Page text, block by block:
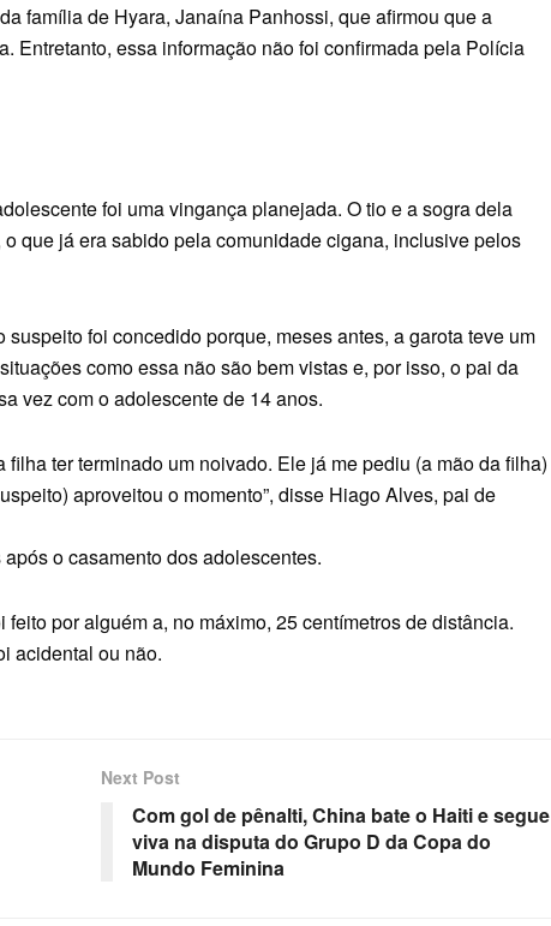
família de Hyara, Janaína Panhossi, que afirmou que a
Entretanto, essa informação não foi confirmada pela Polícia
foi uma vingança planejada. O tio e a sogra dela
que já era sabido pela comunidade cigana, inclusive pelos
foi concedido porque, meses antes, a garota teve um
como essa não são bem vistas e, por isso, o pai da
vez com o adolescente de 14 anos.
ter terminado um noivado. Ele já me pediu (a mão da filha)
aproveitou o momento”, disse Hiago Alves, pai de
o casamento dos adolescentes.
por alguém a, no máximo, 25 centímetros de distância.
acidental ou não.
Next Post
Com gol de pênalti, China bate o Haiti e segue
viva na disputa do Grupo D da Copa do
Mundo Feminina